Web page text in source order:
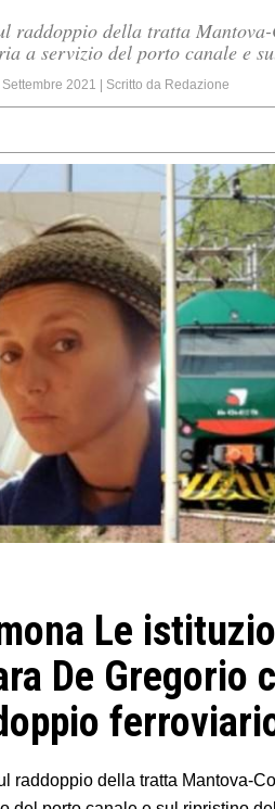
raddoppio della tratta
a servizio del porto canale e
2021 | Scritto da Redazione
Le
De Gregorio
raddoppio della tratta Mantova-